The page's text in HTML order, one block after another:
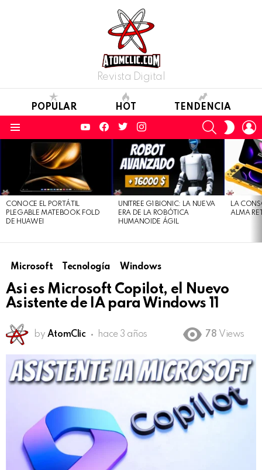
Revista Digital
POPULAR HOT TENDENCIA
YouTubeFacebook
TwitterInstagram SEARCH
SKIN
STORIES
CONOCE EL PORTÁTIL
PLEGABLE MATEBOOK FOLD
DE HUAWEI
UNITREE G1 BIONIC: LA NUEVA
ERA DE LA ROBÓTICA
HUMANOIDE ÁGIL
LA
ALMA
Microsoft Tecnología Windows
Asi es Microsoft Copilot, el Nuevo
Asistente de IA para Windows 11
by AtomClic hace 3 años 78 Views